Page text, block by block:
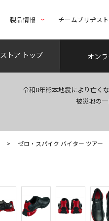
製品情報 チームブリヂス
ストア トップ オン
令和8年熊本地震により亡く
被災地の
> ゼロ・スパイク バイター ツアー